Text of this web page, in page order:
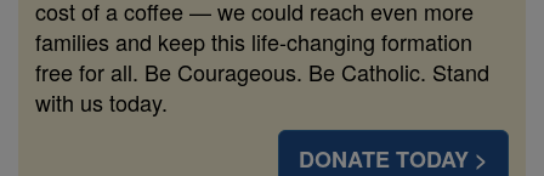
cost of a coffee — we could reach even more
families and keep this life-changing formation
free for all. Be Courageous. Be Catholic. Stand
with us today.
DONATE TODAY >